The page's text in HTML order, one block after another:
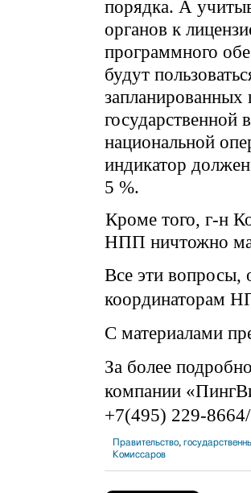
порядка. А
органов к
программного
будут
государственной
национальной
индикатор
5 %.
Кроме того, г-н
НПП ничтожно
Все эти вопросы,
координаторам
С материалами
За более
компании
+7(495) 229-
Правительство,
Комиссаров